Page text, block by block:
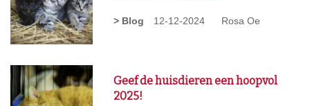
> Blog 12-12-2024 Rosa Oe
Geef de huisdieren een hoopvol
2025!